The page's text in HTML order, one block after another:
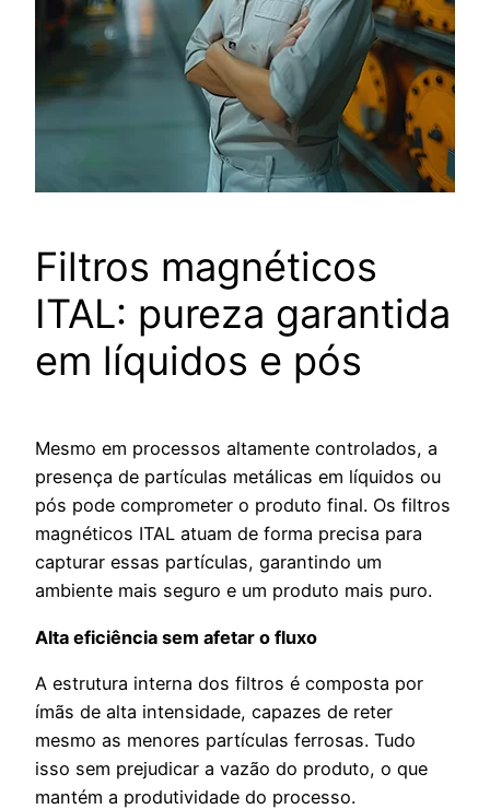
Filtros magnéticos
ITAL: pureza garantida
em líquidos e pós
Mesmo em processos altamente controlados, a
presença de partículas metálicas em líquidos ou
pós pode comprometer o produto final. Os filtros
magnéticos ITAL atuam de forma precisa para
capturar essas partículas, garantindo um
ambiente mais seguro e um produto mais puro.
Alta eficiência sem afetar o fluxo
A estrutura interna dos filtros é composta por
ímãs de alta intensidade, capazes de reter
mesmo as menores partículas ferrosas. Tudo
isso sem prejudicar a vazão do produto, o que
mantém a produtividade do processo.